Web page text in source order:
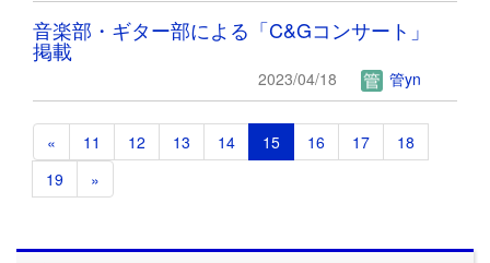
音楽部・ギター部による「C&Gコンサート」
掲載
2023/04/18 管yn
« 11 12 13 14 15 16 17
18
19
»